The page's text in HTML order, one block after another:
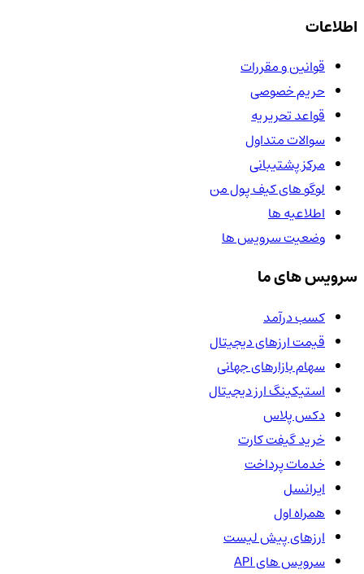
اطلاعات
قوانین و مقررات
حریم خصوصی
قواعد تحریریه
سوالات متداول
مرکز پشتیبانی
لوگو های کیف پول من
اطلاعیه ها
وضعیت سرویس ها
سرویس های ما
کسب درآمد
قیمت ارزهای دیجیتال
سهام بازارهای جهانی
استیکینگ ارز دیجیتال
دکس پلاس
خرید گیفت کارت
خدمات پرداخت
ایرانسل
همراه اول
ارزهای پیش لیست
سرویس های API